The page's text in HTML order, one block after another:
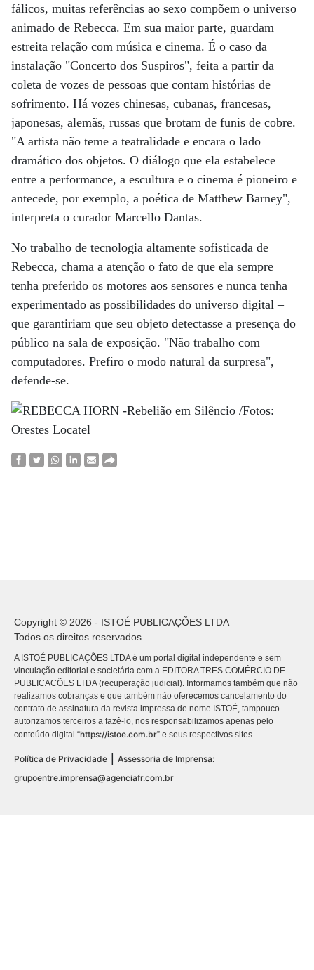
fálicos, muitas referências ao sexo compõem o universo
animado de Rebecca. Em sua maior parte, guardam
estreita relação com música e cinema. É o caso da
instalação "Concerto dos Suspiros", feita a partir da
coleta de vozes de pessoas que contam histórias de
sofrimento. Há vozes chinesas, cubanas, francesas,
japonesas, alemãs, russas que brotam de funis de cobre.
"A artista não teme a teatralidade e encara o lado
dramático dos objetos. O diálogo que ela estabelece
entre a performance, a escultura e o cinema é pioneiro e
antecede, por exemplo, a poética de Matthew Barney",
interpreta o curador Marcello Dantas.
No trabalho de tecnologia altamente sofisticada de
Rebecca, chama a atenção o fato de que ela sempre
tenha preferido os motores aos sensores e nunca tenha
experimentado as possibilidades do universo digital –
que garantiriam que seu objeto detectasse a presença do
público na sala de exposição. "Não trabalho com
computadores. Prefiro o modo natural da surpresa",
defende-se.
Copyright © 2026 - ISTOÉ PUBLICAÇÕES LTDA
Todos os direitos reservados.
A ISTOÉ PUBLICAÇÕES LTDA é um portal digital independente e sem
vinculação editorial e societária com a EDITORA TRES COMÉRCIO DE
PUBLICACÕES LTDA (recuperação judicial). Informamos também que não
realizamos cobranças e que também não oferecemos cancelamento do
contrato de assinatura da revista impressa de nome ISTOÉ, tampouco
autorizamos terceiros a fazê-lo, nos responsabilizamos apenas pelo
conteúdo digital “https://istoe.com.br” e seus respectivos sites.
Política de Privacidade | Assessoria de Imprensa:
grupoentre.imprensa@agenciafr.com.br